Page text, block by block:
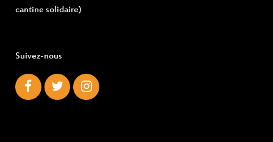
cantine solidaire)
Suivez-nous